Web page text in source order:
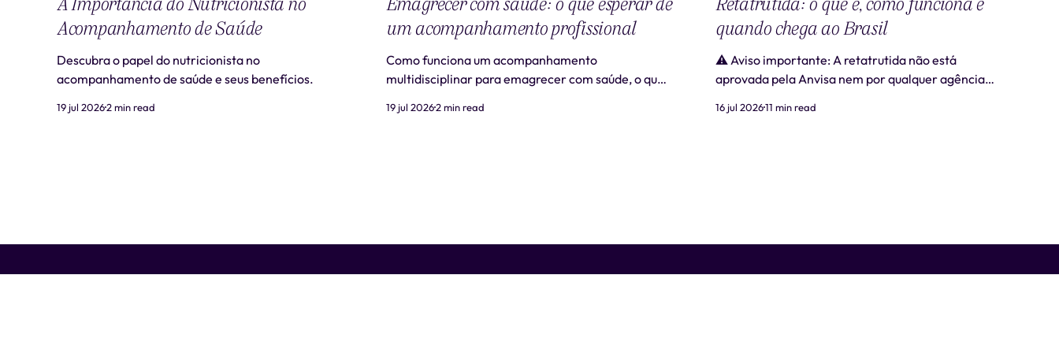
Acompanhamento de Saúde
Descubra o papel do nutricionista no
acompanhamento de saúde e seus benefícios.
19 jul 20262 min read
um acompanhamento profissional
Como funciona um acompanhamento
multidisciplinar para emagrecer com saúde, o que
profissional.
19 jul 20262 min read
quando chega ao Brasil
⚠️ Aviso importante: A retatrutida não está
aprovada pela Anvisa nem por qualquer agência
como "retatrutida" fora de estudos clínicos
16 jul 202611 min read